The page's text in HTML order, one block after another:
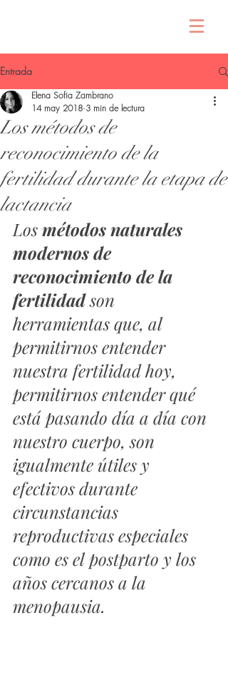
Entrada
Los métodos de
reconocimiento de la
fertilidad durante la etapa de
lactancia
Elena Sofia Zambrano
14 may 2018 3 min de lectura
Los métodos naturales
modernos de
reconocimiento de la
fertilidad son
herramientas que, al
permitirnos entender
nuestra fertilidad hoy,
permitirnos entender qué
está pasando día a día con
nuestro cuerpo, son
igualmente útiles y
efectivos durante
circunstancias
reproductivas especiales
como es el postparto y los
años cercanos a la
menopausia.